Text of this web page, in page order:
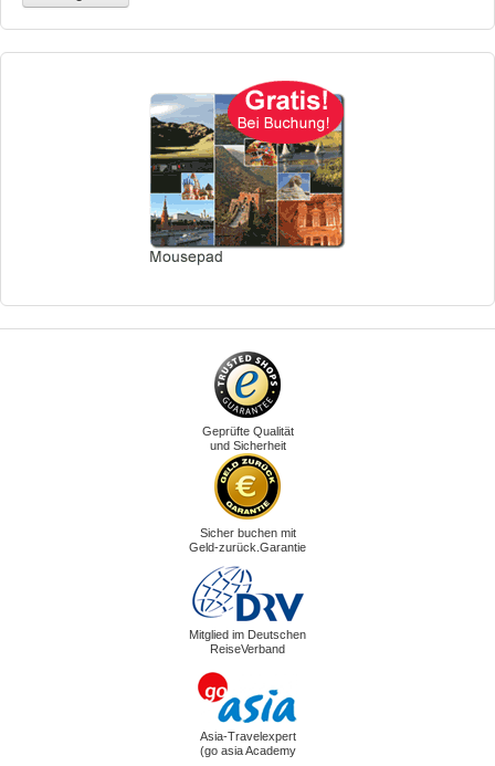
Geprüfte Qualität
und Sicherheit
Sicher buchen mit
Geld-zurück.Garantie
Mitglied im Deutschen
ReiseVerband
Asia-Travelexpert
(go asia Academy